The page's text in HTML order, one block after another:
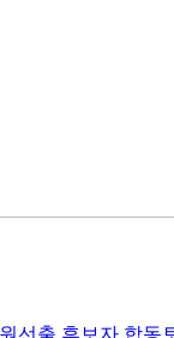
선출 후보자 합동